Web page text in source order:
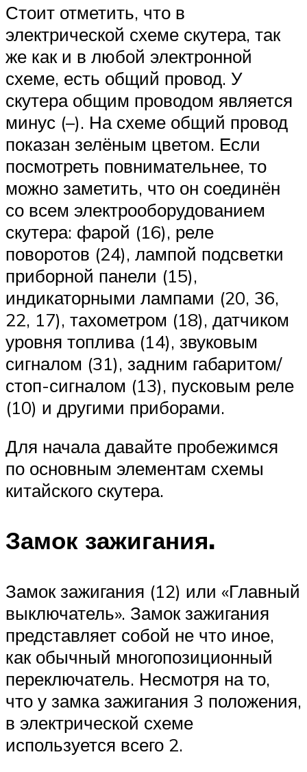
Стоит отметить, что в
электрической схеме скутера, так
же как и в любой электронной
схеме, есть общий провод. У
скутера общим проводом является
минус (–). На схеме общий провод
показан зелёным цветом. Если
посмотреть повнимательнее, то
можно заметить, что он соединён
со всем электрооборудованием
скутера: фарой (16), реле
поворотов (24), лампой подсветки
приборной панели (15),
индикаторными лампами (20, 36,
22, 17), тахометром (18), датчиком
уровня топлива (14), звуковым
сигналом (31), задним габаритом/
стоп-сигналом (13), пусковым реле
(10) и другими приборами.
Для начала давайте пробежимся
по основным элементам схемы
китайского скутера.
Замок зажигания.
Замок зажигания (12) или «Главный
выключатель». Замок зажигания
представляет собой не что иное,
как обычный многопозиционный
переключатель. Несмотря на то,
что у замка зажигания 3 положения,
в электрической схеме
используется всего 2.